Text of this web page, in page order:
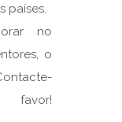
países.
no
o